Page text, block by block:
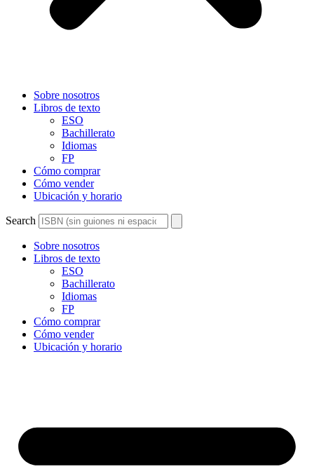
Sobre nosotros
Libros de texto
ESO
Bachillerato
Idiomas
FP
Cómo comprar
Cómo vender
Ubicación y horario
Search
Sobre nosotros
Libros de texto
ESO
Bachillerato
Idiomas
FP
Cómo comprar
Cómo vender
Ubicación y horario